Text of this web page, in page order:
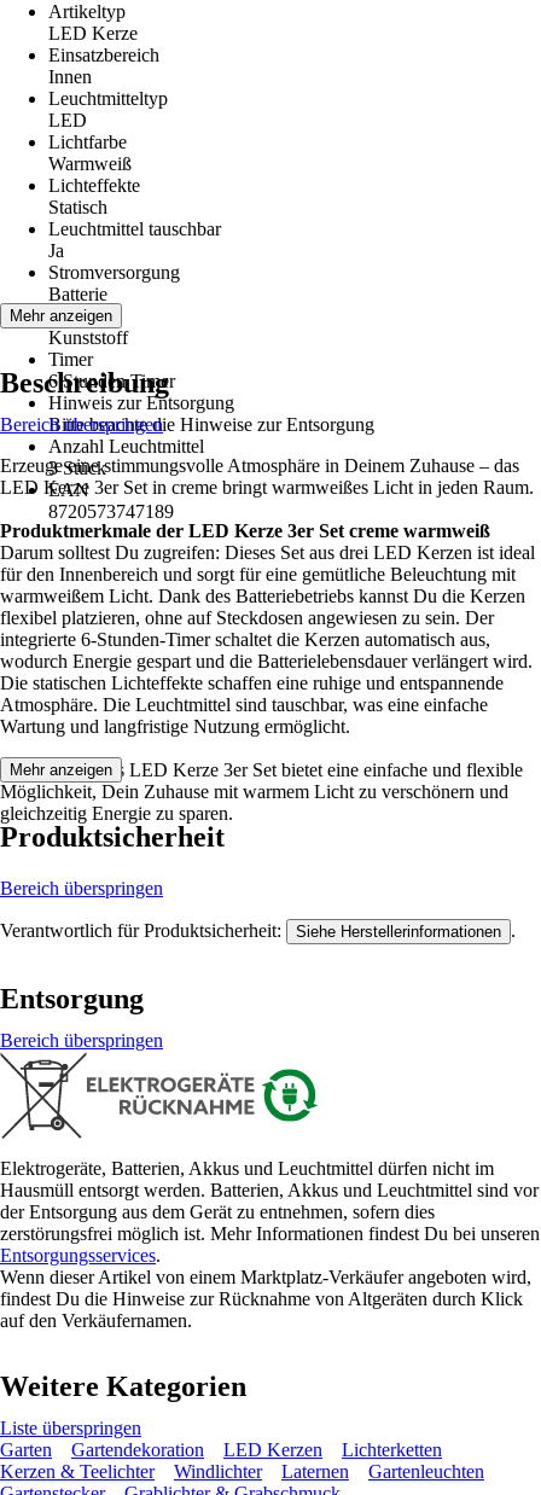
Artikeltyp
LED Kerze
Einsatzbereich
Innen
Leuchtmitteltyp
LED
Lichtfarbe
Warmweiß
Lichteffekte
Statisch
Leuchtmittel tauschbar
Ja
Stromversorgung
Batterie
Material
Kunststoff
Timer
6 Stunden Timer
Hinweis zur Entsorgung
Bitte beachte die Hinweise zur Entsorgung
Anzahl Leuchtmittel
3 Stück
EAN
8720573747189
Mehr anzeigen
Beschreibung
Bereich überspringen
Erzeuge eine stimmungsvolle Atmosphäre in Deinem Zuhause – das
LED Kerze 3er Set in creme bringt warmweißes Licht in jeden Raum.
Produktmerkmale der LED Kerze 3er Set creme warmweiß
Darum solltest Du zugreifen: Dieses Set aus drei LED Kerzen ist ideal
für den Innenbereich und sorgt für eine gemütliche Beleuchtung mit
warmweißem Licht. Dank des Batteriebetriebs kannst Du die Kerzen
flexibel platzieren, ohne auf Steckdosen angewiesen zu sein. Der
integrierte 6-Stunden-Timer schaltet die Kerzen automatisch aus,
wodurch Energie gespart und die Batterielebensdauer verlängert wird.
Die statischen Lichteffekte schaffen eine ruhige und entspannende
Atmosphäre. Die Leuchtmittel sind tauschbar, was eine einfache
Wartung und langfristige Nutzung ermöglicht.
Festgezurrt: Das LED Kerze 3er Set bietet eine einfache und flexible
Möglichkeit, Dein Zuhause mit warmem Licht zu verschönern und
gleichzeitig Energie zu sparen.
Mehr anzeigen
Produktsicherheit
Bereich überspringen
Verantwortlich für Produktsicherheit: Siehe Herstellerinformationen .
Entsorgung
Bereich überspringen
Elektrogeräte, Batterien, Akkus und Leuchtmittel dürfen nicht im
Hausmüll entsorgt werden. Batterien, Akkus und Leuchtmittel sind vor
der Entsorgung aus dem Gerät zu entnehmen, sofern dies
zerstörungsfrei möglich ist. Mehr Informationen findest Du bei unseren
Entsorgungsservices.
Wenn dieser Artikel von einem Marktplatz-Verkäufer angeboten wird,
findest Du die Hinweise zur Rücknahme von Altgeräten durch Klick
auf den Verkäufernamen.
Weitere Kategorien
Liste überspringen
Garten
Gartendekoration LED Kerzen
Lichterketten
Kerzen & Teelichter
Windlichter Laternen
Gartenleuchten